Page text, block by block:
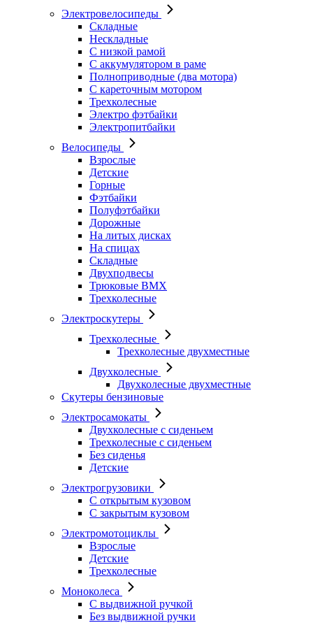
Электровелосипеды
Складные
Нескладные
С низкой рамой
С аккумулятором в раме
Полноприводные (два мотора)
С кареточным мотором
Трехколесные
Электро фэтбайки
Электропитбайки
Велосипеды
Взрослые
Детские
Горные
Фэтбайки
Полуфэтбайки
Дорожные
На литых дисках
На спицах
Складные
Двухподвесы
Трюковые BMX
Трехколесные
Электроскутеры
Трехколесные
Трехколесные двухместные
Двухколесные
Двухколесные двухместные
Скутеры бензиновые
Электросамокаты
Двухколесные с сиденьем
Трехколесные с сиденьем
Без сиденья
Детские
Электрогрузовики
С открытым кузовом
С закрытым кузовом
Электромотоциклы
Взрослые
Детские
Трехколесные
Моноколеса
С выдвижной ручкой
Без выдвижной ручки